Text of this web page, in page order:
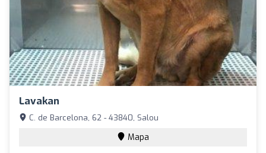
Lavakan
C. de Barcelona, 62 - 43840, Salou
Mapa